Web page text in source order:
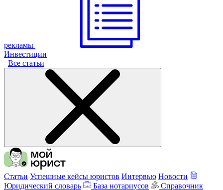
рекламы
Инвестиции
Все статьи
Статьи Успешные кейсы юристов Интервью Новости
Юридический словарь
База нотариусов
Справочник